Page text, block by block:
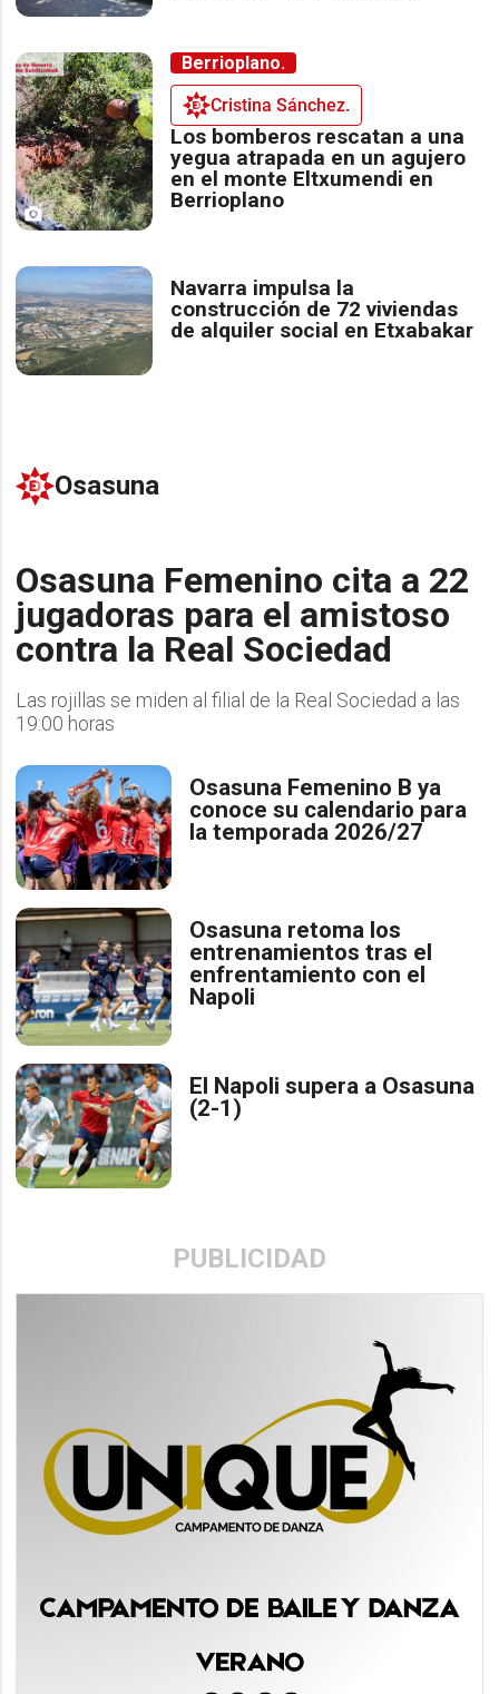
Berrioplano.
Cristina Sánchez.
Los bomberos rescatan a una
yegua atrapada en un agujero
en el monte Eltxumendi en
Berrioplano
Navarra impulsa la
construcción de 72 viviendas
de alquiler social en Etxabakar
Osasuna
Osasuna Femenino cita a 22
jugadoras para el amistoso
contra la Real Sociedad
Las rojillas se miden al filial de la Real Sociedad a las
19:00 horas
Osasuna Femenino B ya
conoce su calendario para
la temporada 2026/27
Osasuna retoma los
entrenamientos tras el
enfrentamiento con el
Napoli
El Napoli supera a Osasuna
(2-1)
PUBLICIDAD